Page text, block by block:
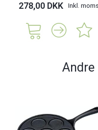
278,00 DKK Inkl.
Andre